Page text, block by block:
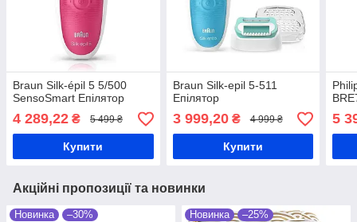
Braun Silk-épil 5 5/500
SensoSmart Епілятор
4 289,22 ₴ 5 499 ₴
Купити
Braun Silk-epil 5-511
Епілятор
3 999,20₴ 4 999 ₴
Купити
5
Акційні пропозиції та новинки
Новинка –30% Новинка –25%